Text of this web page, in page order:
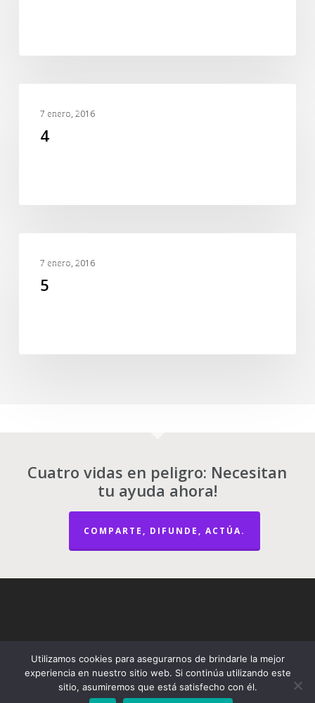
7 enero, 2016
4
7 enero, 2016
5
Cuatro vidas en peligro: Necesitan
tu ayuda ahora!
COMPARTE, DIFUNDE, ACTÚA.
© 2026 Gatos Parque Kennedy | Kennedy Park Kittens.
Utilizamos cookies para asegurarnos de brindarle la mejor
experiencia en nuestro sitio web. Si continúa utilizando este
sitio, asumiremos que está satisfecho con él.